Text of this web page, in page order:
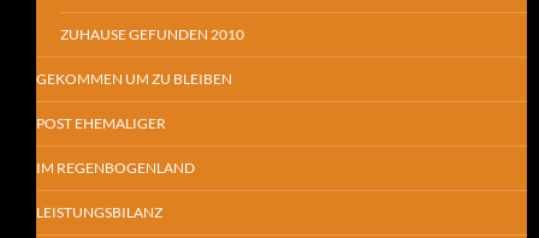
ZUHAUSE GEFUNDEN 2010
GEKOMMEN UM ZU BLEIBEN
POST EHEMALIGER
IM REGENBOGENLAND
LEISTUNGSBILANZ